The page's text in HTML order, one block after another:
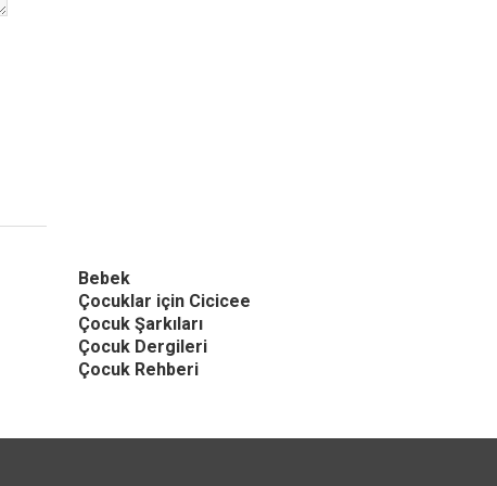
Bebek
Çocuklar için Cicicee
Çocuk Şarkıları
Çocuk Dergileri
Çocuk Rehberi